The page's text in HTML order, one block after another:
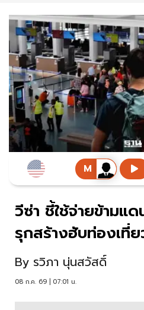
วีซ่า ชี้ใช้จ่ายข้ามแ
รุกสร้างฮับท่องเที่
By รวิภา นุ่นสวัสดิ์
08 ก.ค. 69 | 07:01 น.